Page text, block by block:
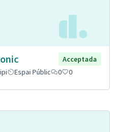
Acceptada
Espai Públic 0 0